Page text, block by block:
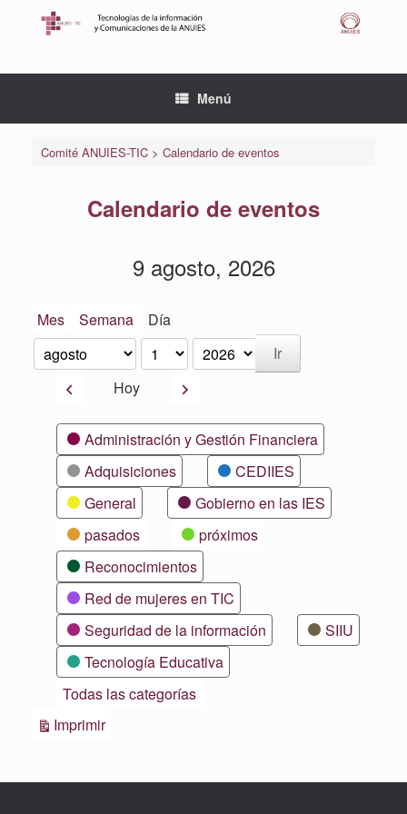
Menú
Comité ANUIES-TIC> Calendario de eventos
Calendario de eventos
9 agosto, 2026
Mes Semana Día
Mes
Día
Año
AnteriorHoy Siguiente
CategoríasAdministración y Gestión Financiera
Adquisiciones
CEDIIES
General
Gobierno en las IES
pasados
próximos
Reconocimientos
Red de mujeres en TIC
Seguridad de la información
SIIU
Tecnología Educativa
Todas las categorías
ImprimirVistas